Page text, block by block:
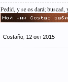
Pedid, y se os dará;
Costaño 12 окт 2015